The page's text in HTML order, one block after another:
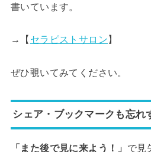
書いています。
→【 セラピストサロン】
ぜひ覗いてみてください。
シェア・ブックマークも忘れ
「また後で見に来よう！」 で見